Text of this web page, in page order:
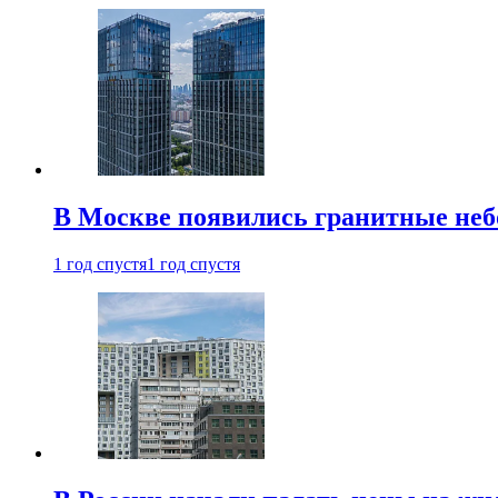
В Москве появились гранитные
1 год спустя1 год спустя